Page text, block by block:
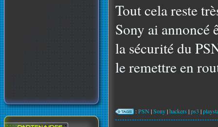
Tout cela reste
Sony ai annoncé
la sécurité du
le remettre en
:PSN |Sony|hackers |ps3 |